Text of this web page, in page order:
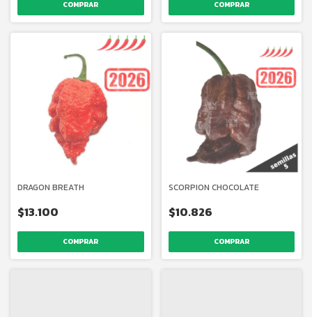
COMPRAR
DRAGON BREATH
$13.100
SCORPION CHOCOLATE
$10.826